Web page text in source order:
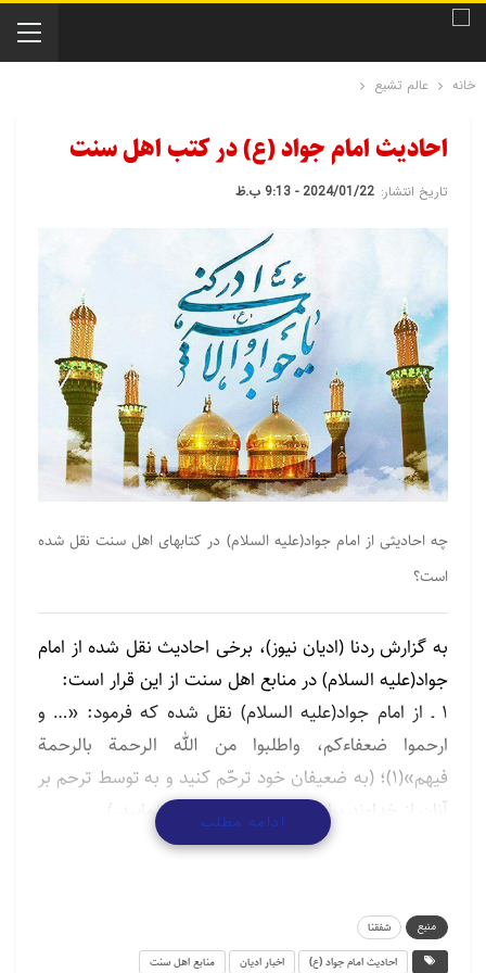
خانه عالم تشیع
احادیث امام جواد (ع) در کتب اهل سنت
تاریخ انتشار: 2024/01/22 - 9:13 ب.ظ
چه احادیثى از امام جواد(علیه السلام) در کتابهاى اهل سنت نقل شده
است؟
به گزارش ردنا (ادیان نیوز)، برخى احادیث نقل شده از امام
جواد(علیه السلام) در منابع اهل سنت از این قرار است:
۱ ـ از امام جواد(علیه السلام) نقل شده که فرمود: «… و
ارحموا ضعفاءکم، واطلبوا من الله الرحمة بالرحمة
فیهم»(۱)؛ (به ضعیفان خود ترحّم کنید و به توسط ترحم بر
آنان از خداوند براى خودتان طلب رحمت نمایید.)
۲ ـ و نیز نقل شده: «العامل بالظلم و المعین علیه و الراضى
۳ ـ «من استغنى بالله افتقر الناس الیه، و من اتقى الله
ادامه مطلب
منبع
شفقنا
احادیث امام جواد (ع)
اخبار ادیان منابع اهل سنت